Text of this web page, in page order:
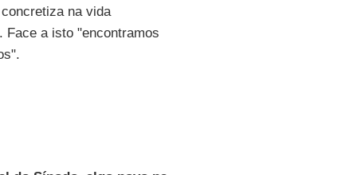
na vida
Face a isto "encontramos